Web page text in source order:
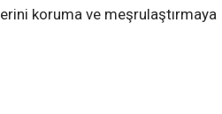
koruma ve meşrulaştırmaya